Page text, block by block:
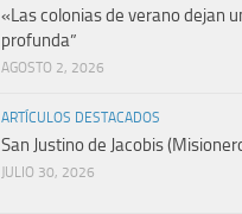
«Las colonias de verano dejan
profunda”
AGOSTO 2, 2026
ARTÍCULOS DESTACADOS
San Justino de Jacobis
JULIO 30, 2026